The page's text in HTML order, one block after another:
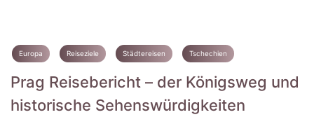
Europa Reiseziele Städtereisen Tschechien
Prag Reisebericht – der Königsweg und
historische Sehenswürdigkeiten